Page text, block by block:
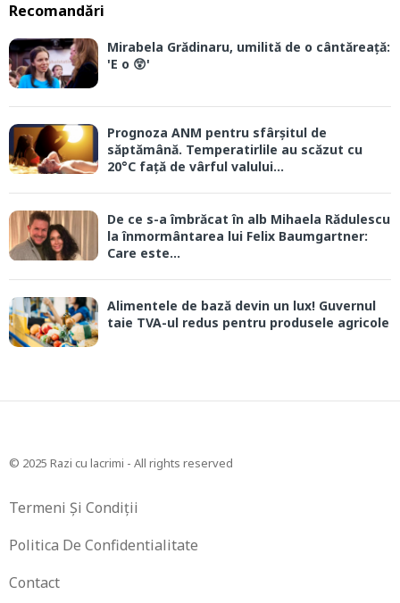
Recomandări
Mirabela Grădinaru, umilită de o cântăreață:
'E o 😲'
Prognoza ANM pentru sfârșitul de
săptămână. Temperatirlile au scăzut cu
20°C față de vârful valului...
De ce s-a îmbrăcat în alb Mihaela Rădulescu
la înmormântarea lui Felix Baumgartner:
Care este...
Alimentele de bază devin un lux! Guvernul
taie TVA-ul redus pentru produsele agricole
© 2025 Razi cu lacrimi - All rights reserved
Termeni Și Condiții
Politica De Confidentialitate
Contact